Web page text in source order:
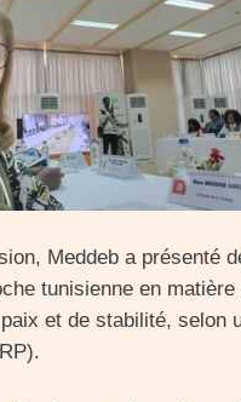
Meddeb a présenté
tunisienne en
et de stabilité, selon